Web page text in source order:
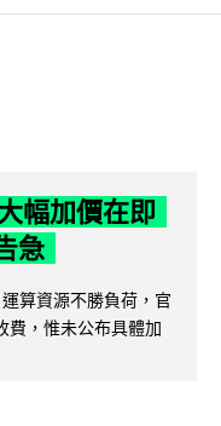
幅加價在即
急
算資源不勝負荷，官
費，惟未公布具體加